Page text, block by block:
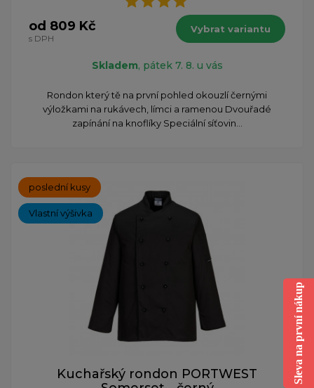
od 809 Kč
s DPH
Vybrat variantu
Skladem, pátek 7. 8. u vás
​Rondon který tě na první pohled okouzlí černými
výložkami na rukávech, límci a ramenou Dvouřadé
zapínání na knoflíky Speciální síťovin...
poslední kusy
Vlastní výšivka
Kuchařský rondon PORTWEST
Sleva na první nákup